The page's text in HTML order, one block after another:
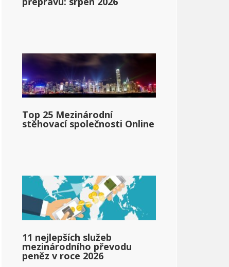
Top 25 Mezinárodní
stěhovací společnosti Online
11 nejlepších služeb
mezinárodního převodu
peněz v roce 2026